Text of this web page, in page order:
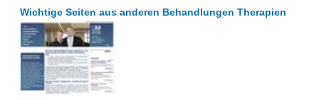
Wichtige Seiten aus anderen Behandlungen Therapien